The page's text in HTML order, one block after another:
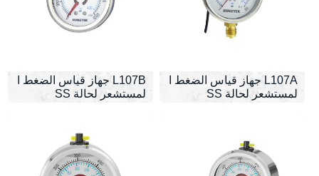
L107A جهاز قياس الضغط ا
لمستشعر لحالة SS
L107B جهاز قياس الضغط ا
لمستشعر لحالة SS